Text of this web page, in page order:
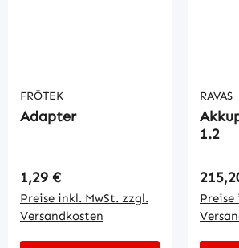
FRÖTEK
Adapter
Regulärer Preis:
1,29 €
Preise inkl. MwSt. zzgl.
Versandkosten
RAVAS
1.2
Preise